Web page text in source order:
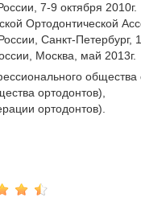
7-9 октября 2010г.
Ортодонтической
Санкт-Петербург,
Москва, май 2013г.
общества
ортодонтов),
ортодонтов).